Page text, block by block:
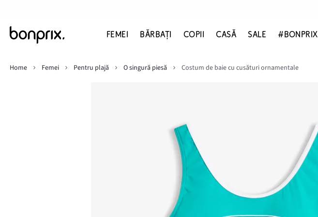
FEMEI BĂRBAŢI COPII CASĂ SALE #BONPRIX
Home
Femei Pentru plajă O singură piesă Costum de baie cu cusături ornamentale